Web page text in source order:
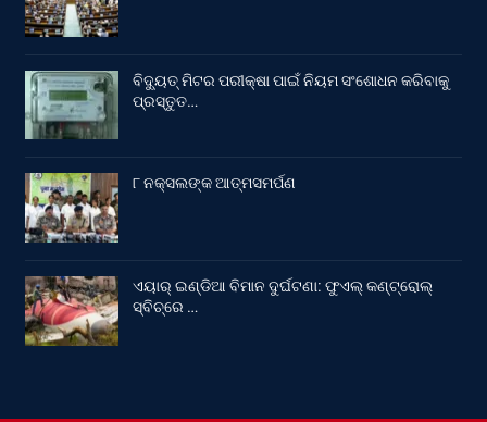
ବିଦ୍ୟୁତ୍ ମିଟର ପରୀକ୍ଷା ପାଇଁ ନିୟମ ସଂଶୋଧନ କରିବାକୁ
ପ୍ରସ୍ତୁତ…
୮ ନକ୍ସଲଙ୍କ ଆତ୍ମସମର୍ପଣ
ଏୟାର୍ ଇଣ୍ଡିଆ ବିମାନ ଦୁର୍ଘଟଣା: ଫୁଏଲ୍‌ କଣ୍ଟ୍ରୋଲ୍‌
ସ୍ବିଚ୍‌ରେ …